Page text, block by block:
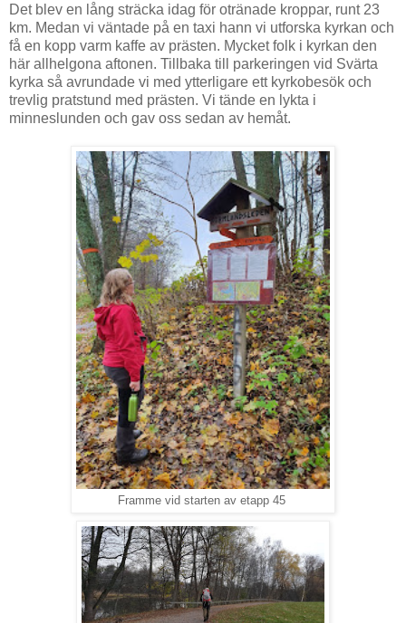
Det blev en lång sträcka idag för otränade kroppar, runt 23
km. Medan vi väntade på en taxi hann vi utforska kyrkan och
få en kopp varm kaffe av prästen. Mycket folk i kyrkan den
här allhelgona aftonen. Tillbaka till parkeringen vid Svärta
kyrka så avrundade vi med ytterligare ett kyrkobesök och
trevlig pratstund med prästen. Vi tände en lykta i
minneslunden och gav oss sedan av hemåt.
Framme vid starten av etapp 45